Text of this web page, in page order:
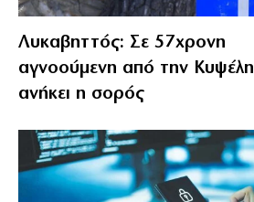
Λυκαβηττός: Σε 57χρονη
αγνοούμενη από την Κυψέλη
ανήκει η σορός